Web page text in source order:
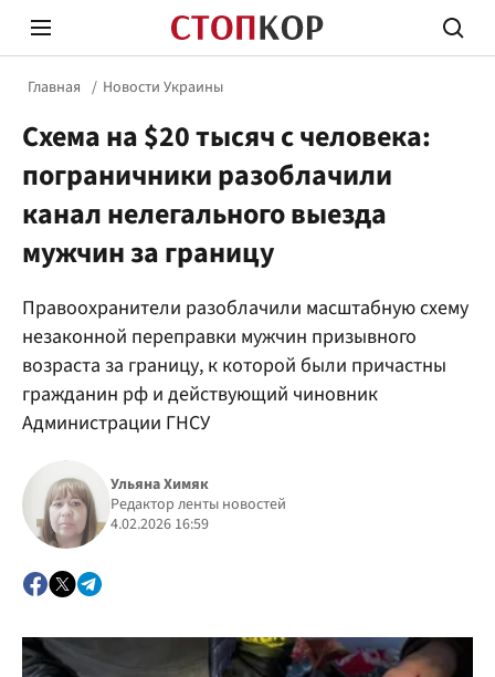
Стоп Политической Коррупции
Политика
Главная Новости Украины
Схема на $20 тысяч с человека:
пограничники разоблачили
канал нелегального выезда
мужчин за границу
Правоохранители разоблачили масштабную схему
незаконной переправки мужчин призывного
возраста за границу, к которой были причастны
гражданин рф и действующий чиновник
Администрации ГНСУ
Ульяна Химяк
Редактор ленты новостей
4.02.2026 16:59